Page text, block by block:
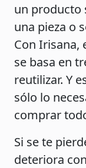
un producto
una pieza o
Con Irisana,
se basa en
reutilizar. Y
sólo lo
comprar
Si se te
deteriora